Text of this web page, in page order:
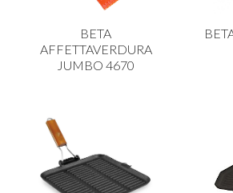
BOLLITORI E THERMOS
CAFFETTERIA E RICAMBI
CALICI E BICCHIERI
CAMPEGGIO E GIARDINO
BETA
AFFETTAVERDURA
JUMBO 4670